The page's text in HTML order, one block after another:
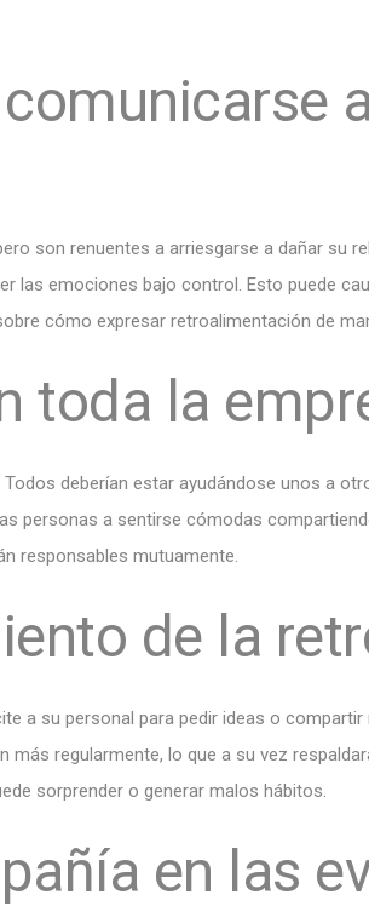
son renuentes a arriesgarse a dañar su
las emociones bajo control. Esto puede
cómo expresar retroalimentación de
toda la
deberían estar ayudándose unos a
personas a sentirse cómodas
responsables mutuamente.
de la
a su personal para pedir ideas o
regularmente, lo que a su vez
sorprender o generar malos hábitos.
en las